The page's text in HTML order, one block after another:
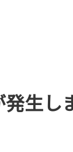
生し